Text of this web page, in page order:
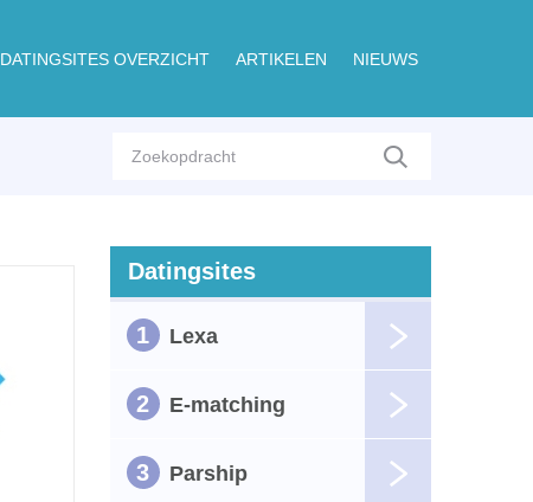
DATINGSITES OVERZICHT ARTIKELEN NIEUWS
Datingsites
1 Lexa
2 E-matching
3 Parship